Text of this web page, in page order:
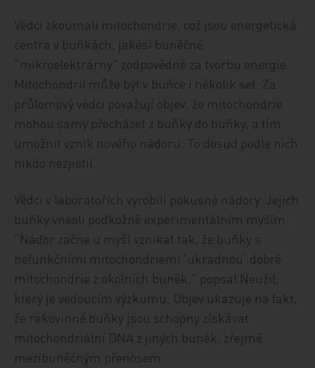
Vědci zkoumali mitochondrie, což jsou energetická
centra v buňkách, jakési buněčné
"mikroelektrárny" zodpovědné za tvorbu energie.
Mitochondrií může být v buňce i několik set. Za
průlomový vědci považují objev, že mitochondrie
mohou samy přecházet z buňky do buňky, a tím
umožnit vznik nového nádoru. To dosud podle nich
nikdo nezjistil.
Vědci v laboratořích vyrobili pokusné nádory. Jejich
buňky vnesli podkožně experimentálním myším.
"Nádor začne u myší vznikat tak, že buňky s
nefunkčními mitochondriemi 'ukradnou' dobré
mitochondrie z okolních buněk," popsal Neužil,
který je vedoucím výzkumu. Objev ukazuje na fakt,
že rakovinné buňky jsou schopny získávat
mitochondriální DNA z jiných buněk, zřejmě
mezibuněčným přenosem.